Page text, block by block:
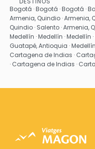
Bogotá · Bogotá · Bogotá ·
Armenia, Quindio · Armenia,
Quindio · Salento · Armenia,
Medellín · Medellín · Medellín
Guatapé, Antioquia ·
Cartagena de Indias ·
· Cartagena de Indias ·